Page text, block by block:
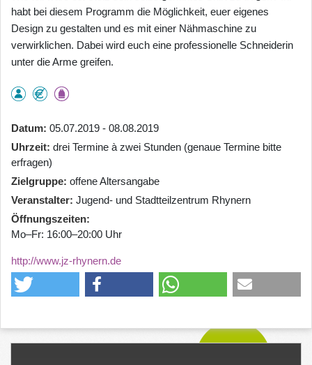
habt bei diesem Programm die Möglichkeit, euer eigenes
Design zu gestalten und es mit einer Nähmaschine zu
verwirklichen. Dabei wird euch eine professionelle Schneiderin
unter die Arme greifen.
Datum 05.07.2019 - 08.08.2019
Uhrzeit drei Termine à zwei Stunden (genaue Termine bitte
erfragen)
Zielgruppe offene Altersangabe
Veranstalter Jugend- und Stadtteilzentrum Rhynern
Öffnungszeiten
Mo–Fr: 16:00–20:00 Uhr
http://www.jz-rhynern.de